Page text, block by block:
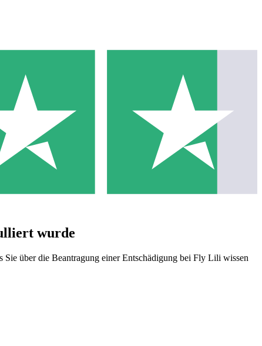
wurde
über die Beantragung einer Entschädigung bei Fly Lili wissen